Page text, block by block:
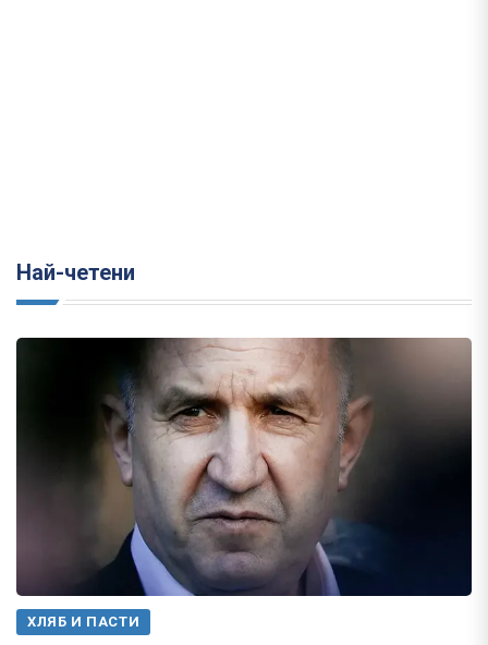
Най-четени
ХЛЯБ И ПАСТИ